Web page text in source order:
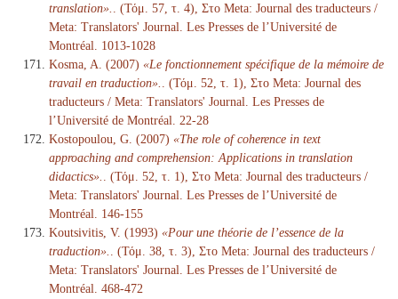
translation».
. (Τόμ. 57, τ. 4), Στο Meta: Journal des traducteurs /
Meta: Translators' Journal. Les Presses de l’Université de
Montréal. 1013-1028
Kosma, A. (2007) «Le fonctionnement spécifique de la mémoire de
travail en traduction».
. (Τόμ. 52, τ. 1), Στο Meta: Journal des
traducteurs / Meta: Translators' Journal. Les Presses de
l’Université de Montréal. 22-28
Kostopoulou, G. (2007) «The role of coherence in text
approaching and comprehension: Applications in translation
didactics».
. (Τόμ. 52, τ. 1), Στο Meta: Journal des traducteurs /
Meta: Translators' Journal. Les Presses de l’Université de
Montréal. 146-155
Koutsivitis, V. (1993) «Pour une théorie de l’essence de la
traduction».
. (Τόμ. 38, τ. 3), Στο Meta: Journal des traducteurs /
Meta: Translators' Journal. Les Presses de l’Université de
Montréal. 468-472